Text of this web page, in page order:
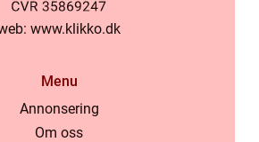
www.klikko.dk
Menu
Annonsering
Om oss